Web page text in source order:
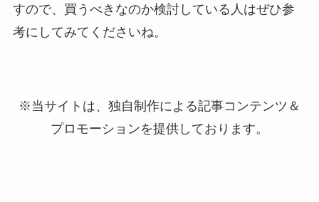
すので、買うべきなのか検討している人はぜひ参
考にしてみてくださいね。
※当サイトは、独自制作による記事コンテンツ＆
プロモーションを提供しております。